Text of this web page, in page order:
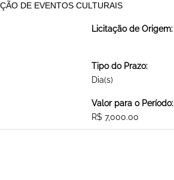
DE EVENTOS CULTURAIS
Licitação de Origem:
Tipo do Prazo:
Dia(s)
Valor para o Período:
R$ 7,000.00